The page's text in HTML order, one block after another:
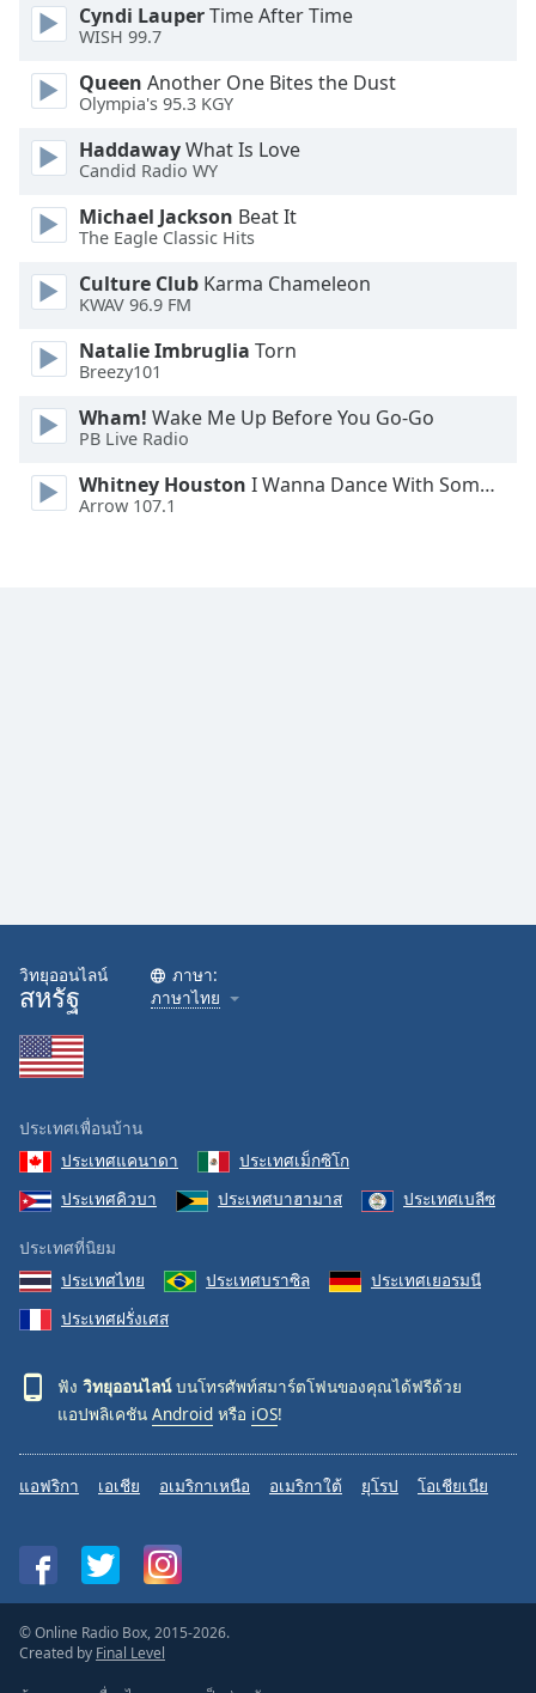
Style
Font
Family
Done
Close
Dialog
dialog
window.
Cyndi LauperTime After Time
WISH 99.7
Queen Another One Bites the Dust
Olympia's 95.3 KGY
HaddawayWhat Is Love
Candid Radio WY
Michael Jackson Beat It
The Eagle Classic Hits
Culture Club Karma Chameleon
KWAV 96.9 FM
Natalie Imbruglia Torn
Breezy101
Wham! Wake Me Up Before You Go-Go
PB Live Radio
Whitney Houston I Wanna Dance With Somebody
Arrow 107.1
วิทยุออนไลน์
สหรัฐ
ภาษา:
ภาษาไทย
ประเทศเพื่อนบ้าน
ประเทศแคนาดา
ประเทศเม็กซิโก
ประเทศคิวบา
ประเทศบาฮามาส ประเทศเบลีซ
ประเทศที่นิยม
ประเทศไทย
ประเทศบราซิล
ประเทศเยอรมนี
ประเทศฝรั่งเศส
ฟัง วิทยุออนไลน์บนโทรศัพท์สมาร์ตโฟนของคุณได้ฟรีด้วย
แอปพลิเคชัน Android หรือ iOS!
แอฟริกา เอเชีย อเมริกาเหนือ อเมริกาใต้ ยุโรป โอเชียเนีย
© Online Radio Box, 2015-2026.
Created by Final Level